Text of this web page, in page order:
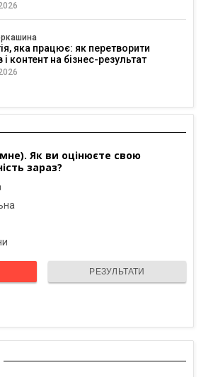
яка працює: як перетворити
і контент на бізнес-результат
Як ви оцінюєте свою
зараз?
РЕЗУЛЬТАТИ